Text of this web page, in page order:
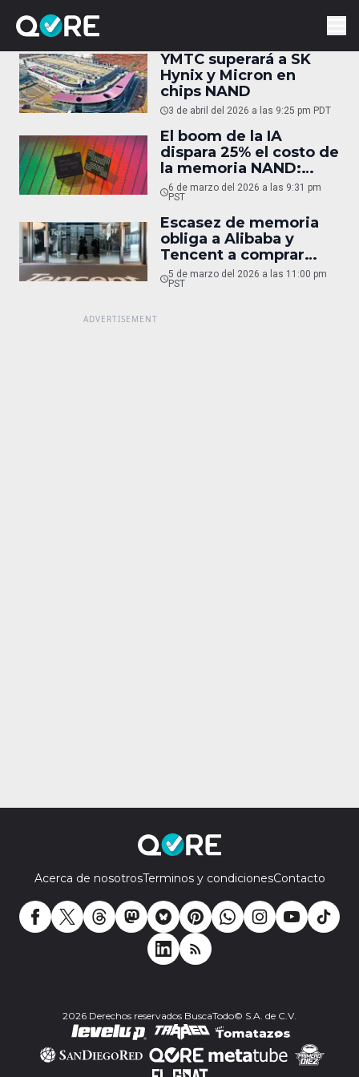
YMTC superará a SK
Hynix y Micron en
chips NAND
3 de abril del 2026 a las 9:25 pm PDT
El boom de la IA
dispara 25% el costo de
la memoria NAND:
celulares y
computadoras subirán
de precio
6 de marzo del 2026 a las 9:31 pm
PST
Escasez de memoria
obliga a Alibaba y
Tencent a comprar
chips chinos
5 de marzo del 2026 a las 11:00 pm
PST
Acerca de nosotrosTerminos y condicionesContacto
2026 Derechos reservados BuscaTodo© S.A. de C.V.